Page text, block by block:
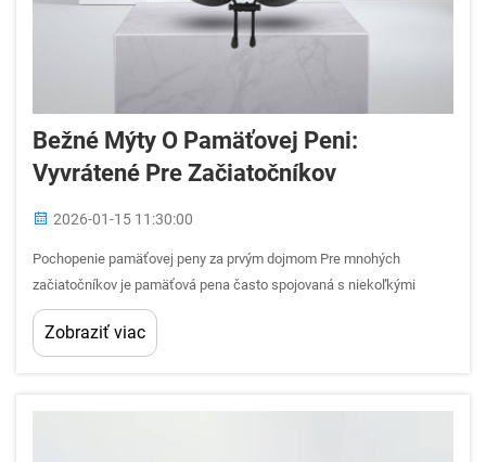
Bežné Mýty O Pamäťovej Peni:
Vyvrátené Pre Začiatočníkov
2026-01-15 11:30:00
Pochopenie pamäťovej peny za prvým dojmom Pre mnohých
začiatočníkov je pamäťová pena často spojovaná s niekoľkými
pevnými dojmami vytvorenými prostredníctvom reklamy,
neformálnych rozhovorov alebo krátkych zážitkov z predajní. Tieto
Zobraziť viac